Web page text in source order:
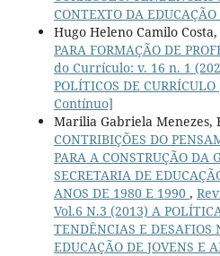
CONTEXTO DA
Hugo Heleno Camilo Costa,
PARA FORMAÇÃO DE
do Currículo: v. 16 n. 1
POLÍTICOS DE
Contínuo]
Marilia Gabriela Menezes,
CONTRIBIÇÕES DO
PARA A CONSTRUÇÃO DA
SECRETARIA DE
ANOS DE 1980 E 1990 ,
Vol.6 N.3 (2013) A
TENDÊNCIAS E DESAFIOS
EDUCAÇÃO DE JOVENS E